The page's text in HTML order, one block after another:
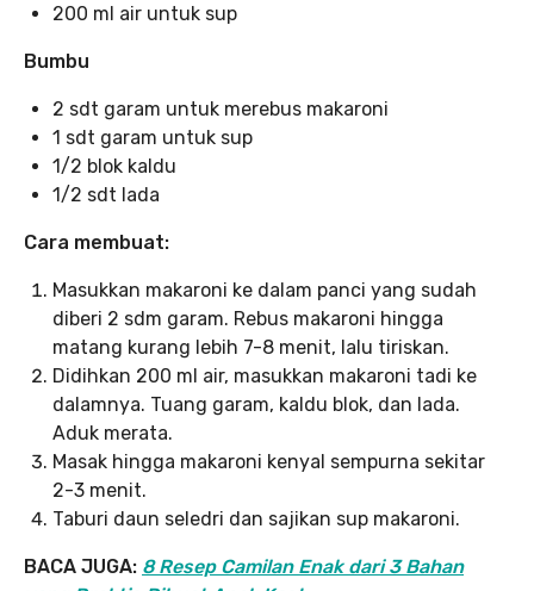
200 ml air untuk sup
Bumbu
2 sdt garam untuk merebus makaroni
1 sdt garam untuk sup
1/2 blok kaldu
1/2 sdt lada
Cara membuat:
Masukkan makaroni ke dalam panci yang sudah
diberi 2 sdm garam. Rebus makaroni hingga
matang kurang lebih 7-8 menit, lalu tiriskan.
Didihkan 200 ml air, masukkan makaroni tadi ke
dalamnya. Tuang garam, kaldu blok, dan lada.
Aduk merata.
Masak hingga makaroni kenyal sempurna sekitar
2-3 menit.
Taburi daun seledri dan sajikan sup makaroni.
BACA JUGA: 8 Resep Camilan Enak dari 3 Bahan